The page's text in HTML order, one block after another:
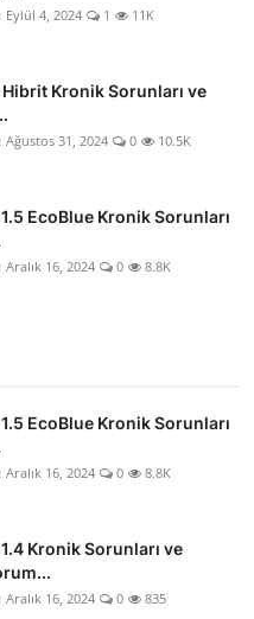
Eylül 4, 2024 1 11K
Hibrit Kronik Sorunları ve
Ağustos 31, 2024 0 10.5K
EcoBlue Kronik Sorunları
Aralık 16, 2024 0 8.8K
EcoBlue Kronik Sorunları
Aralık 16, 2024 0 8.8K
Kronik Sorunları ve
Aralık 16, 2024 0 835